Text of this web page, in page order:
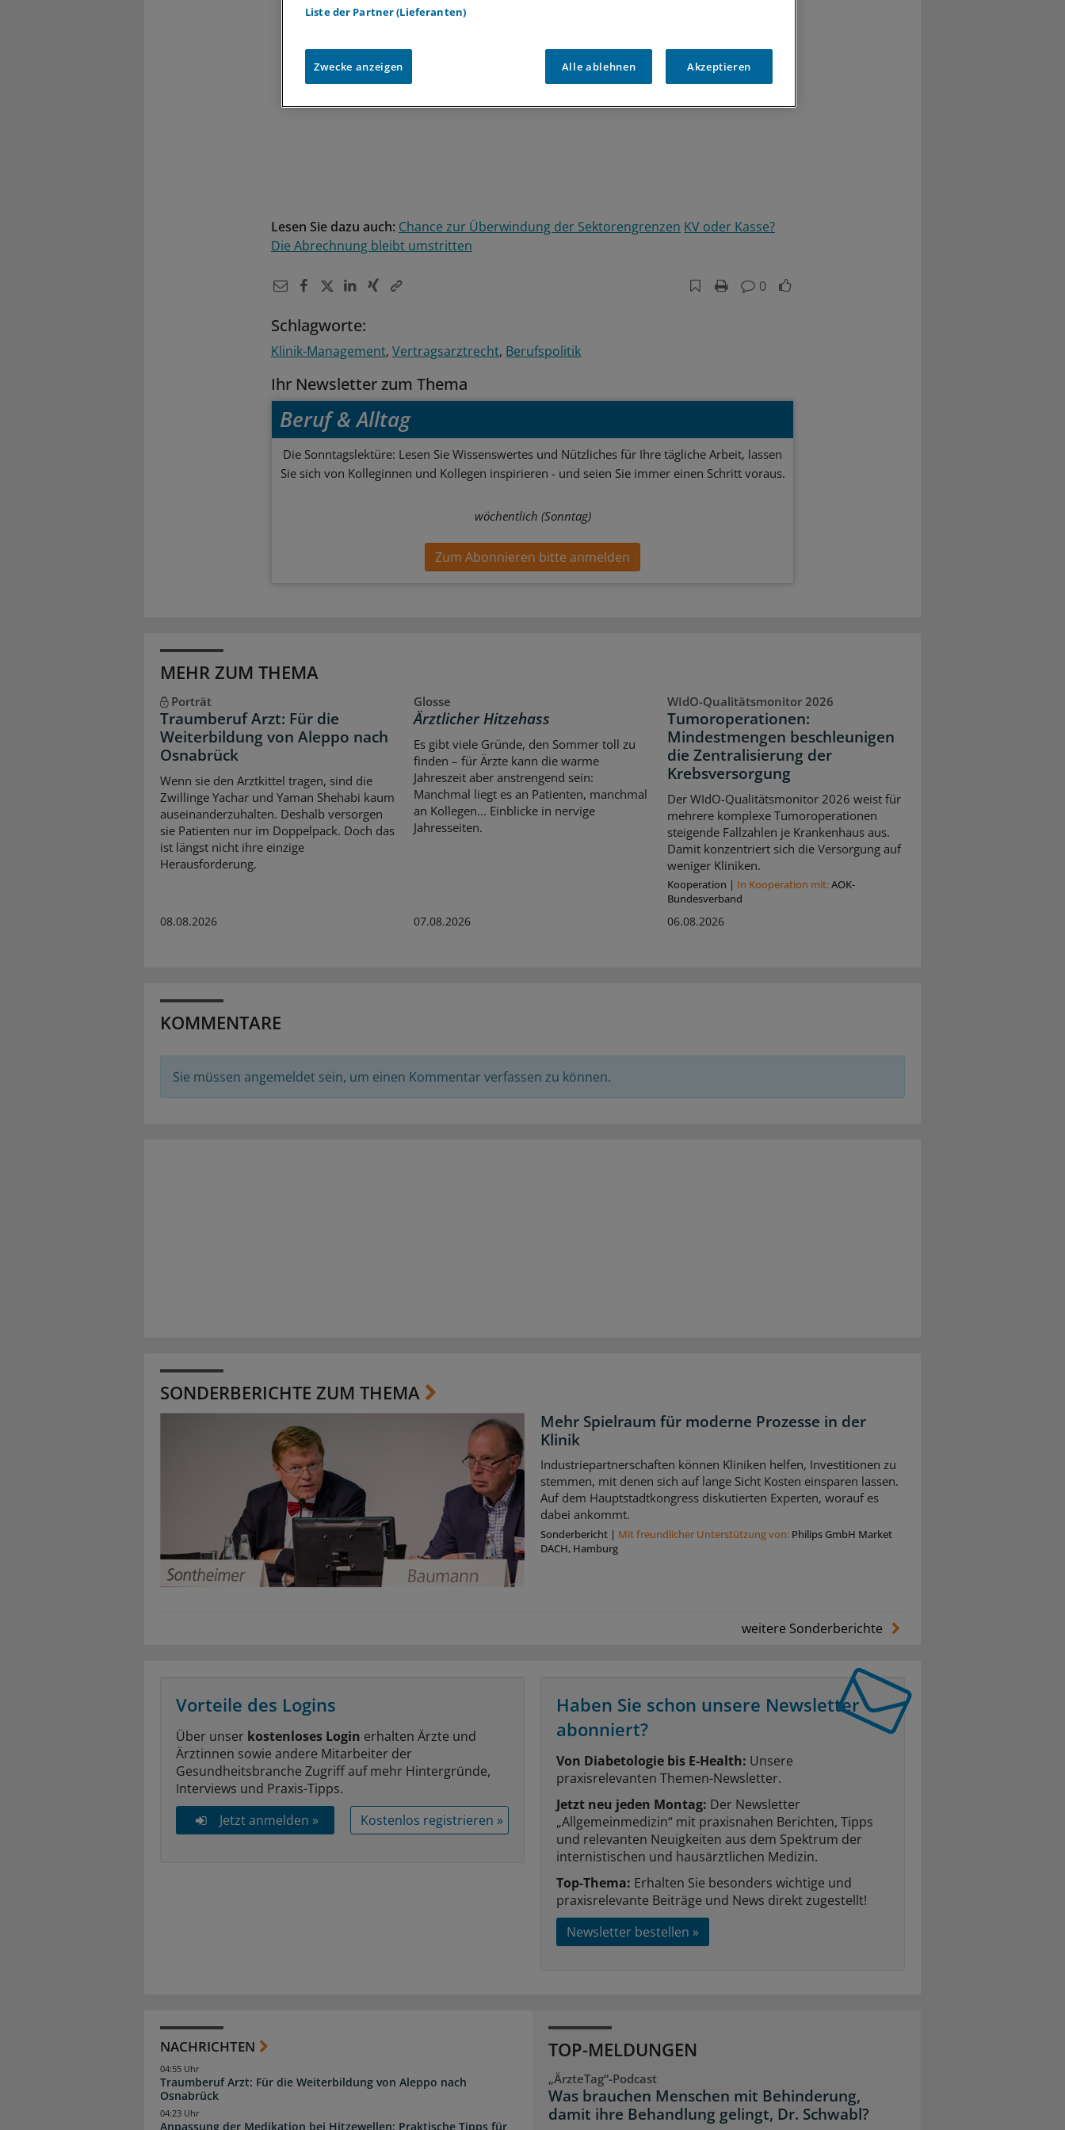
Lesen Sie dazu auch: Chance zur Überwindung der Sektorengrenzen KV oder Kasse?
Die Abrechnung bleibt umstritten
0
Schlagworte:
Klinik-Management Vertragsarztrecht Berufspolitik
Ihr Newsletter zum Thema
Beruf & Alltag
Die Sonntagslektüre: Lesen Sie Wissenswertes und Nützliches für Ihre tägliche Arbeit, lassen
Sie sich von Kolleginnen und Kollegen inspirieren - und seien Sie immer einen Schritt voraus.
wöchentlich (Sonntag)
Zum Abonnieren bitte anmelden
MEHR ZUM THEMA
Porträt
Traumberuf Arzt: Für die
Weiterbildung von Aleppo nach
Osnabrück
Wenn sie den Arztkittel tragen, sind die
Zwillinge Yachar und Yaman Shehabi kaum
auseinanderzuhalten. Deshalb versorgen
sie Patienten nur im Doppelpack. Doch das
ist längst nicht ihre einzige
Herausforderung.
08.08.2026
Glosse
Ärztlicher Hitzehass
Es gibt viele Gründe, den Sommer toll zu
finden – für Ärzte kann die warme
Jahreszeit aber anstrengend sein:
Manchmal liegt es an Patienten, manchmal
an Kollegen... Einblicke in nervige
Jahresseiten.
07.08.2026
WIdO-Qualitätsmonitor 2026
Tumoroperationen:
Mindestmengen beschleunigen
die Zentralisierung der
Krebsversorgung
Der WIdO-Qualitätsmonitor 2026 weist für
mehrere komplexe Tumoroperationen
steigende Fallzahlen je Krankenhaus aus.
Damit konzentriert sich die Versorgung auf
weniger Kliniken.
Kooperation | In Kooperation mit:AOK-
Bundesverband
06.08.2026
KOMMENTARE
Sie müssen angemeldet sein, um einen Kommentar verfassen zu können.
SONDERBERICHTE ZUM THEMA
Mehr Spielraum für moderne Prozesse in der
Klinik
Industriepartnerschaften können Kliniken helfen, Investitionen zu
stemmen, mit denen sich auf lange Sicht Kosten einsparen lassen.
Auf dem Hauptstadtkongress diskutierten Experten, worauf es
dabei ankommt.
Sonderbericht | Mit freundlicher Unterstützung von: Philips GmbH Market
DACH, Hamburg
weitere Sonderberichte
Vorteile des Logins
Über unser kostenloses Login erhalten Ärzte und
Ärztinnen sowie andere Mitarbeiter der
Gesundheitsbranche Zugriff auf mehr Hintergründe,
Interviews und Praxis-Tipps.
Jetzt anmelden »
Kostenlos registrieren »
Haben Sie schon unsere Newsletter
abonniert?
Von Diabetologie bis E-Health: Unsere
praxisrelevanten Themen-Newsletter.
Jetzt neu jeden Montag: Der Newsletter
„Allgemeinmedizin“ mit praxisnahen Berichten, Tipps
und relevanten Neuigkeiten aus dem Spektrum der
internistischen und hausärztlichen Medizin.
Top-Thema: Erhalten Sie besonders wichtige und
praxisrelevante Beiträge und News direkt zugestellt!
Newsletter bestellen »
NACHRICHTEN
Traumberuf Arzt: Für die Weiterbildung von Aleppo nach
Osnabrück
04:55 Uhr
Anpassung der Medikation bei Hitzewellen: Praktische Tipps für
04:23 Uhr
TOP-MELDUNGEN
„ÄrzteTag“-Podcast
Was brauchen Menschen mit Behinderung,
damit ihre Behandlung gelingt, Dr. Schwabl?
Liste der Partner (Lieferanten)
Zwecke anzeigen Alle ablehnen Akzeptieren